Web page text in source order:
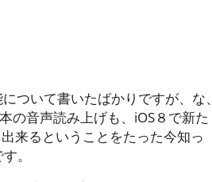
ついて書いたばかりですが、な、
の音声読み上げも、iOS８で新た
来るということをたった今知っ
。